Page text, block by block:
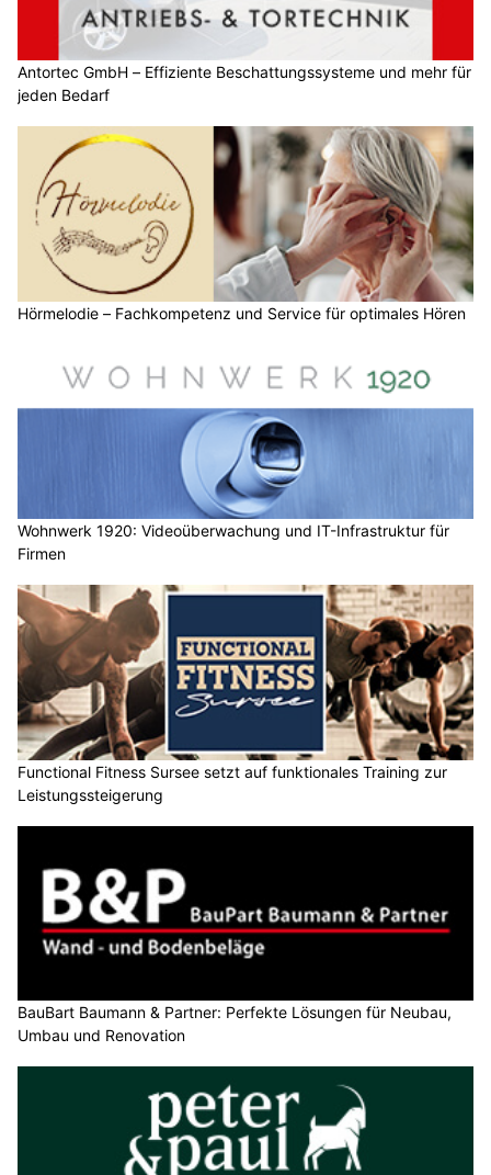
Antortec GmbH – Effiziente Beschattungssysteme und mehr für
jeden Bedarf
Hörmelodie – Fachkompetenz und Service für optimales Hören
Wohnwerk 1920: Videoüberwachung und IT-Infrastruktur für
Firmen
Functional Fitness Sursee setzt auf funktionales Training zur
Leistungssteigerung
BauBart Baumann & Partner: Perfekte Lösungen für Neubau,
Umbau und Renovation